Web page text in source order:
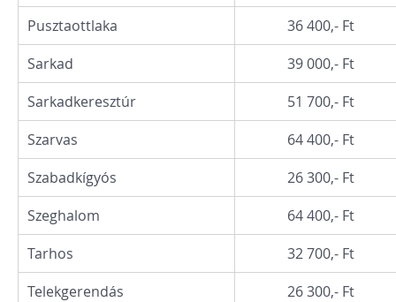
Pusztaottlaka
36 400,- Ft
Sarkad
39 000,- Ft
Sarkadkeresztúr
51 700,- Ft
Szarvas
64 400,- Ft
Szabadkígyós
26 300,- Ft
Szeghalom
64 400,- Ft
Tarhos
32 700,- Ft
Telekgerendás
26 300,- Ft